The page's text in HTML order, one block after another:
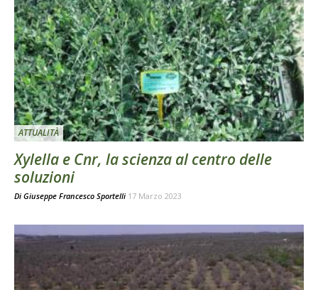
ATTUALITÀ
Xylella e Cnr, la scienza al centro delle
soluzioni
Di Giuseppe Francesco Sportelli 17 Marzo 2023